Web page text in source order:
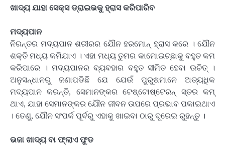
ଖାଦ୍ୟ ଯାହା ସେକ୍ସ ଡ୍ରାଇଭକୁ ହ୍ରାସ କରିପାରିବ
ମଦ୍ୟପାନ
ନିରନ୍ତର ମଦ୍ୟପାନ ଶରୀରର ଯୌନ ହରମୋନ୍ ହ୍ରାସ କରେ । ଯୌନ
ଶକ୍ତି ମଧ୍ୟ କମିଯାଏ । ଏହା ମଧ୍ୟ ତୁମର କାମୋଇଚ୍ଛାକୁ ବହୁତ କମ
କରିପାରେ । ମଦ୍ୟପାନର ବ୍ୟବହାର ବହୁତ ସୀମିତ ହେବା ଉଚିତ୍ ।
ଅନୁସନ୍ଧାନରୁ ଜଣାପଡିଛି ଯେ ଯେଉଁ ପୁରୁଷମାନେ ଅତ୍ୟଧିକ
ମଦ୍ୟପାନ କରନ୍ତି, ସେମାନଙ୍କର ଟେଷ୍ଟୋଷ୍ଟେରନ୍ ସ୍ତର କମ୍
ଥାଏ, ଯାହା ସେମାନଙ୍କର ଯୌନ ଜୀବନ ଉପରେ ପ୍ରଭାବ ପକାଇଥାଏ
। ତେଣୁ, ଯୌନ ସଂପର୍କ ପୂର୍ବରୁ ଏହାକୁ ଖାଇବା ଠାରୁ ଦୂରେଇ ରୁହନ୍ତୁ ।
ଭଜା ଖାଦ୍ୟ ବା ଫ୍ଲାଏ ଫୁଡ